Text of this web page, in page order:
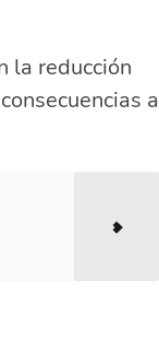
la reducción
a